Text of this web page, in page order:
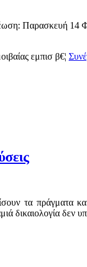
Παρασκευή 14
εμπισ β€¦
τα
δεν